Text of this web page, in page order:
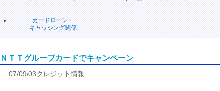
カードローン・
キャッシング関係
ＮＴＴグループカードでキャンペーン
07/09/03クレジット情報